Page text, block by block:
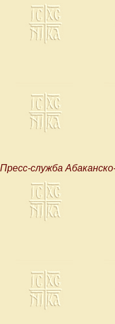
Пресс-служба